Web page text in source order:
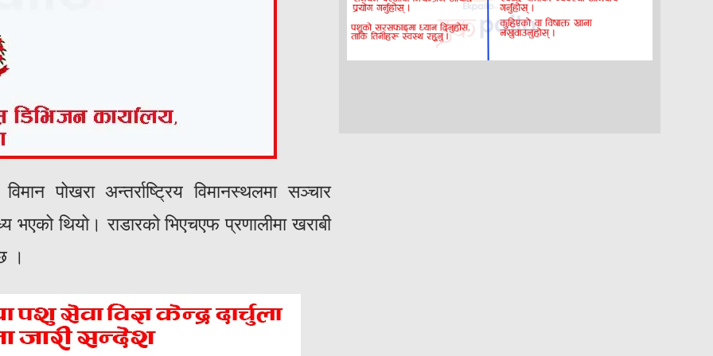
पोखरा अन्तर्राष्ट्रिय विमानस्थलमा सञ्चार
थियो। राडारको भिएचएफ प्रणालीमा खराबी
।